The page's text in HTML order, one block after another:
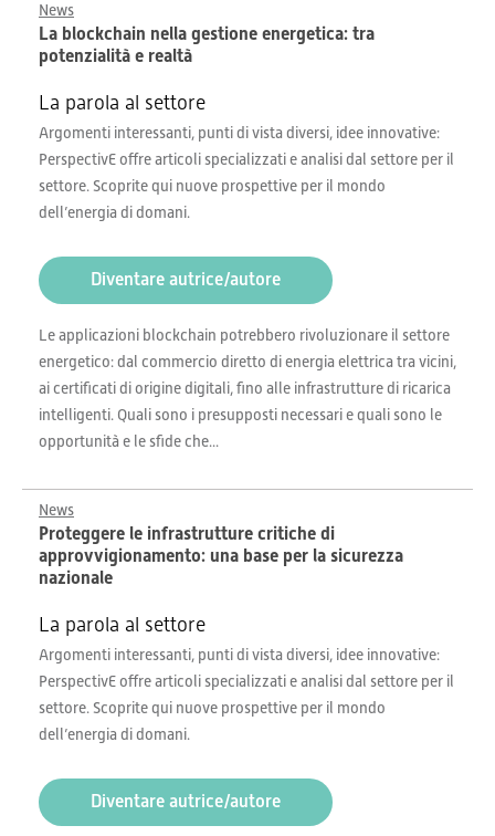
News
La blockchain nella gestione energetica: tra
potenzialità e realtà
La parola al settore
Argomenti interessanti, punti di vista diversi, idee innovative:
PerspectivE offre articoli specializzati e analisi dal settore per il
settore. Scoprite qui nuove prospettive per il mondo
dell’energia di domani.
Diventare autrice/autore
Le applicazioni blockchain potrebbero rivoluzionare il settore
energetico: dal commercio diretto di energia elettrica tra vicini,
ai certificati di origine digitali, fino alle infrastrutture di ricarica
intelligenti. Quali sono i presupposti necessari e quali sono le
opportunità e le sfide che...
News
Proteggere le infrastrutture critiche di
approvvigionamento: una base per la sicurezza
nazionale
La parola al settore
Argomenti interessanti, punti di vista diversi, idee innovative:
PerspectivE offre articoli specializzati e analisi dal settore per il
settore. Scoprite qui nuove prospettive per il mondo
dell’energia di domani.
Diventare autrice/autore